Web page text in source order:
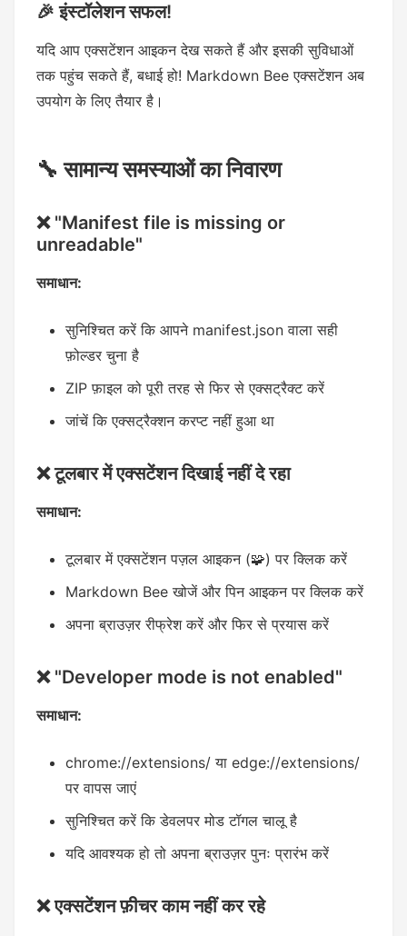
🎉 इंस्टॉलेशन सफल!
यदि आप एक्सटेंशन आइकन देख सकते हैं और इसकी सुविधाओं
तक पहुंच सकते हैं, बधाई हो! Markdown Bee एक्सटेंशन अब
उपयोग के लिए तैयार है।
🔧 सामान्य समस्याओं का निवारण
❌ "Manifest file is missing or
unreadable"
समाधान:
सुनिश्चित करें कि आपने manifest.json वाला सही
फ़ोल्डर चुना है
ZIP फ़ाइल को पूरी तरह से फिर से एक्सट्रैक्ट करें
जांचें कि एक्सट्रैक्शन करप्ट नहीं हुआ था
❌ टूलबार में एक्सटेंशन दिखाई नहीं दे रहा
समाधान:
टूलबार में एक्सटेंशन पज़ल आइकन (🧩) पर क्लिक करें
Markdown Bee खोजें और पिन आइकन पर क्लिक करें
अपना ब्राउज़र रीफ्रेश करें और फिर से प्रयास करें
❌ "Developer mode is not enabled"
समाधान:
chrome://extensions/ या edge://extensions/
पर वापस जाएं
सुनिश्चित करें कि डेवलपर मोड टॉगल चालू है
यदि आवश्यक हो तो अपना ब्राउज़र पुनः प्रारंभ करें
❌ एक्सटेंशन फ़ीचर काम नहीं कर रहे